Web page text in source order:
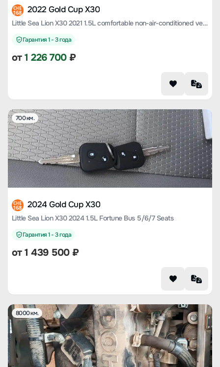
CHE
168 2022 Gold Cup X30
Little Sea Lion X30 2021 1.5L comfortable non-air-conditioned version of the cargo country VI SWC15M
Гарантия 1 - 3 года
от1 226 700₽
700 км.
CHE
168 2024 Gold Cup X30
Little Sea Lion X30 2024 1.5L Fortune Bus 5/6/7 Seats
Гарантия 1 - 3 года
от1 439 500₽
8000 км.